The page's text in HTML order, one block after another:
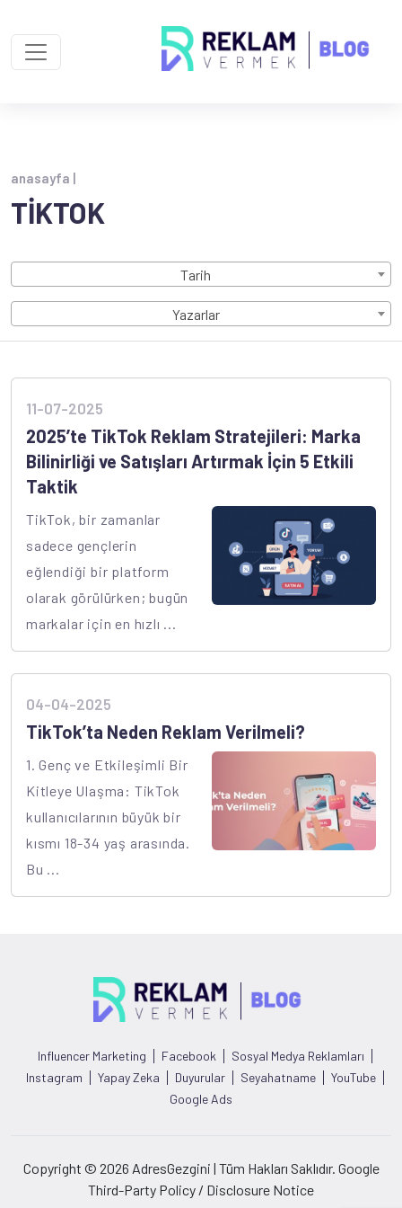
anasayfa |
TIKTOK
Tarih
Yazarlar
11-07-2025
2025’te TikTok Reklam Stratejileri: Marka
Bilinirliği ve Satışları Artırmak İçin 5 Etkili
Taktik
TikTok, bir zamanlar
sadece gençlerin
eğlendiği bir platform
olarak görülürken; bugün
markalar için en hızlı ...
04-04-2025
TikTok’ta Neden Reklam Verilmeli?
1. Genç ve Etkileşimli Bir
Kitleye Ulaşma: TikTok
kullanıcılarının büyük bir
kısmı 18-34 yaş arasında.
Bu ...
Influencer Marketing Facebook
Sosyal Medya Reklamları
Instagram
Yapay Zeka Duyurular Seyahatname
YouTube
Google Ads
Copyright © 2026 AdresGezgini | Tüm Hakları Saklıdır. Google
Third-Party Policy / Disclosure Notice